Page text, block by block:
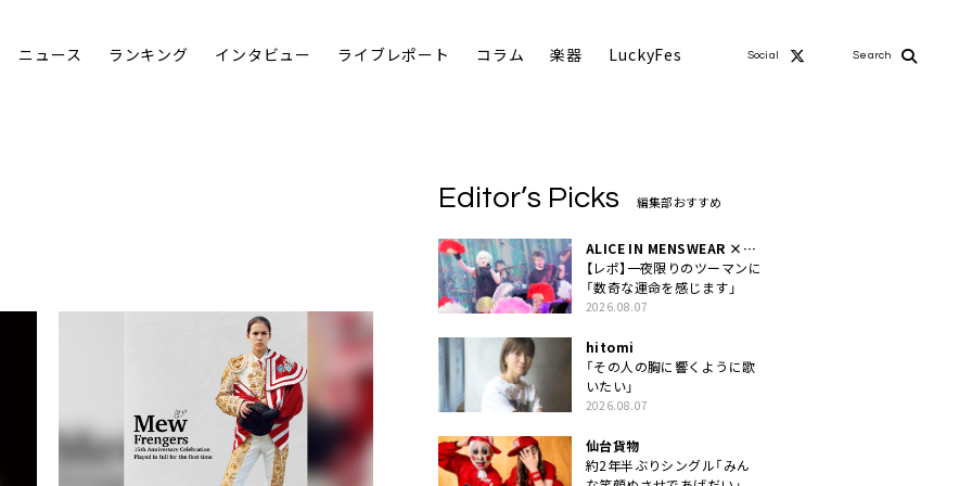
ニュース ランキング インタビュー ライブレポート コラム 楽器 LuckyFes Social Search
Editor’s Picks 編集部おすすめ
ALICE IN MENSWEAR ×
MASCHERA
【レポ】一夜限りのツーマンに
「数奇な運命を感じます」
2026.08.07
hitomi
「その人の胸に響くように歌
いたい」
2026.08.07
仙台貨物
約2年半ぶりシングル「みん